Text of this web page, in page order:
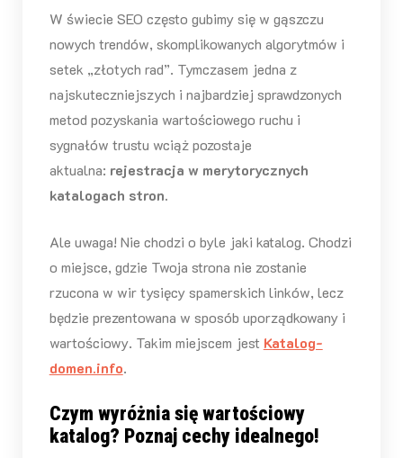
W świecie SEO często gubimy się w gąszczu
nowych trendów, skomplikowanych algorytmów i
setek „złotych rad”. Tymczasem jedna z
najskuteczniejszych i najbardziej sprawdzonych
metod pozyskania wartościowego ruchu i
sygnałów trustu wciąż pozostaje
aktualna: rejestracja w merytorycznych
katalogach stron.
Ale uwaga! Nie chodzi o byle jaki katalog. Chodzi
o miejsce, gdzie Twoja strona nie zostanie
rzucona w wir tysięcy spamerskich linków, lecz
będzie prezentowana w sposób uporządkowany i
wartościowy. Takim miejscem jest Katalog-
domen.info.
Czym wyróżnia się wartościowy
katalog? Poznaj cechy idealnego!